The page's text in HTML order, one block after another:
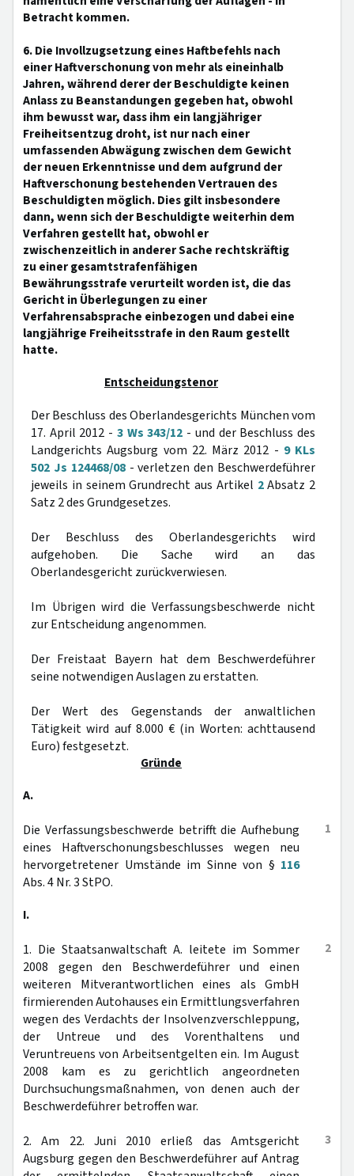
Betracht kommen.
6. Die Invollzugsetzung eines Haftbefehls nach
einer Haftverschonung von mehr als eineinhalb
Jahren, während derer der Beschuldigte keinen
Anlass zu Beanstandungen gegeben hat, obwohl
ihm bewusst war, dass ihm ein langjähriger
Freiheitsentzug droht, ist nur nach einer
umfassenden Abwägung zwischen dem Gewicht
der neuen Erkenntnisse und dem aufgrund der
Haftverschonung bestehenden Vertrauen des
Beschuldigten möglich. Dies gilt insbesondere
dann, wenn sich der Beschuldigte weiterhin dem
Verfahren gestellt hat, obwohl er
zwischenzeitlich in anderer Sache rechtskräftig
zu einer gesamtstrafenfähigen
Bewährungsstrafe verurteilt worden ist, die das
Gericht in Überlegungen zu einer
Verfahrensabsprache einbezogen und dabei eine
langjährige Freiheitsstrafe in den Raum gestellt
hatte.
Entscheidungstenor
Der Beschluss des Oberlandesgerichts München vom
17. April 2012 - 3 Ws 343/12 - und der Beschluss des
Landgerichts Augsburg vom 22. März 2012 - 9 KLs
502 Js 124468/08- verletzen den Beschwerdeführer
jeweils in seinem Grundrecht aus Artikel 2Absatz 2
Satz 2 des Grundgesetzes.
Der Beschluss des Oberlandesgerichts wird
aufgehoben. Die Sache wird an das
Oberlandesgericht zurückverwiesen.
Im Übrigen wird die Verfassungsbeschwerde nicht
zur Entscheidung angenommen.
Der Freistaat Bayern hat dem Beschwerdeführer
seine notwendigen Auslagen zu erstatten.
Der Wert des Gegenstands der anwaltlichen
Tätigkeit wird auf 8.000 € (in Worten: achttausend
Euro) festgesetzt.
Gründe
A.
1
Die Verfassungsbeschwerde betrifft die Aufhebung
eines Haftverschonungsbeschlusses wegen neu
hervorgetretener Umstände im Sinne von § 116
Abs. 4 Nr. 3 StPO.
I.
2
1. Die Staatsanwaltschaft A. leitete im Sommer
2008 gegen den Beschwerdeführer und einen
weiteren Mitverantwortlichen eines als GmbH
firmierenden Autohauses ein Ermittlungsverfahren
wegen des Verdachts der Insolvenzverschleppung,
der Untreue und des Vorenthaltens und
Veruntreuens von Arbeitsentgelten ein. Im August
2008 kam es zu gerichtlich angeordneten
Durchsuchungsmaßnahmen, von denen auch der
Beschwerdeführer betroffen war.
3
2. Am 22. Juni 2010 erließ das Amtsgericht
Augsburg gegen den Beschwerdeführer auf Antrag